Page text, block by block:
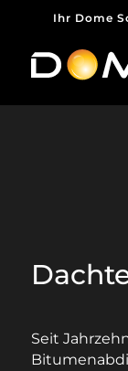
Ihr Dome
Seit